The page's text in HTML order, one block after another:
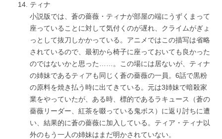
ティナ
小説版では、蒼の薔薇・ティナが部屋の端にうずくまって
座っていることに対して気付くのが遅れ、クライムがぎょ
っとして抜刀しかかっている。アニメではこの描写は省略
されているので、最初から椅子に座っておいても良かった
のではないかと思った……。この場には居ないが、ティナ
の姉妹であるティアも同じく蒼の薔薇の一員。6話で黒粉
の原料を焼き払う時に出てきている。元は3姉妹で暗殺家
業をやっていたが、ある時、標的であるラキュース（蒼の
薔薇リーダー、紅茶を啜っている鬼ボス）に返り討ちに遭
い、結果的に蒼の薔薇に加入している。ティア・ティナ以
外のもう一人の姉妹はまだ明かされていない。